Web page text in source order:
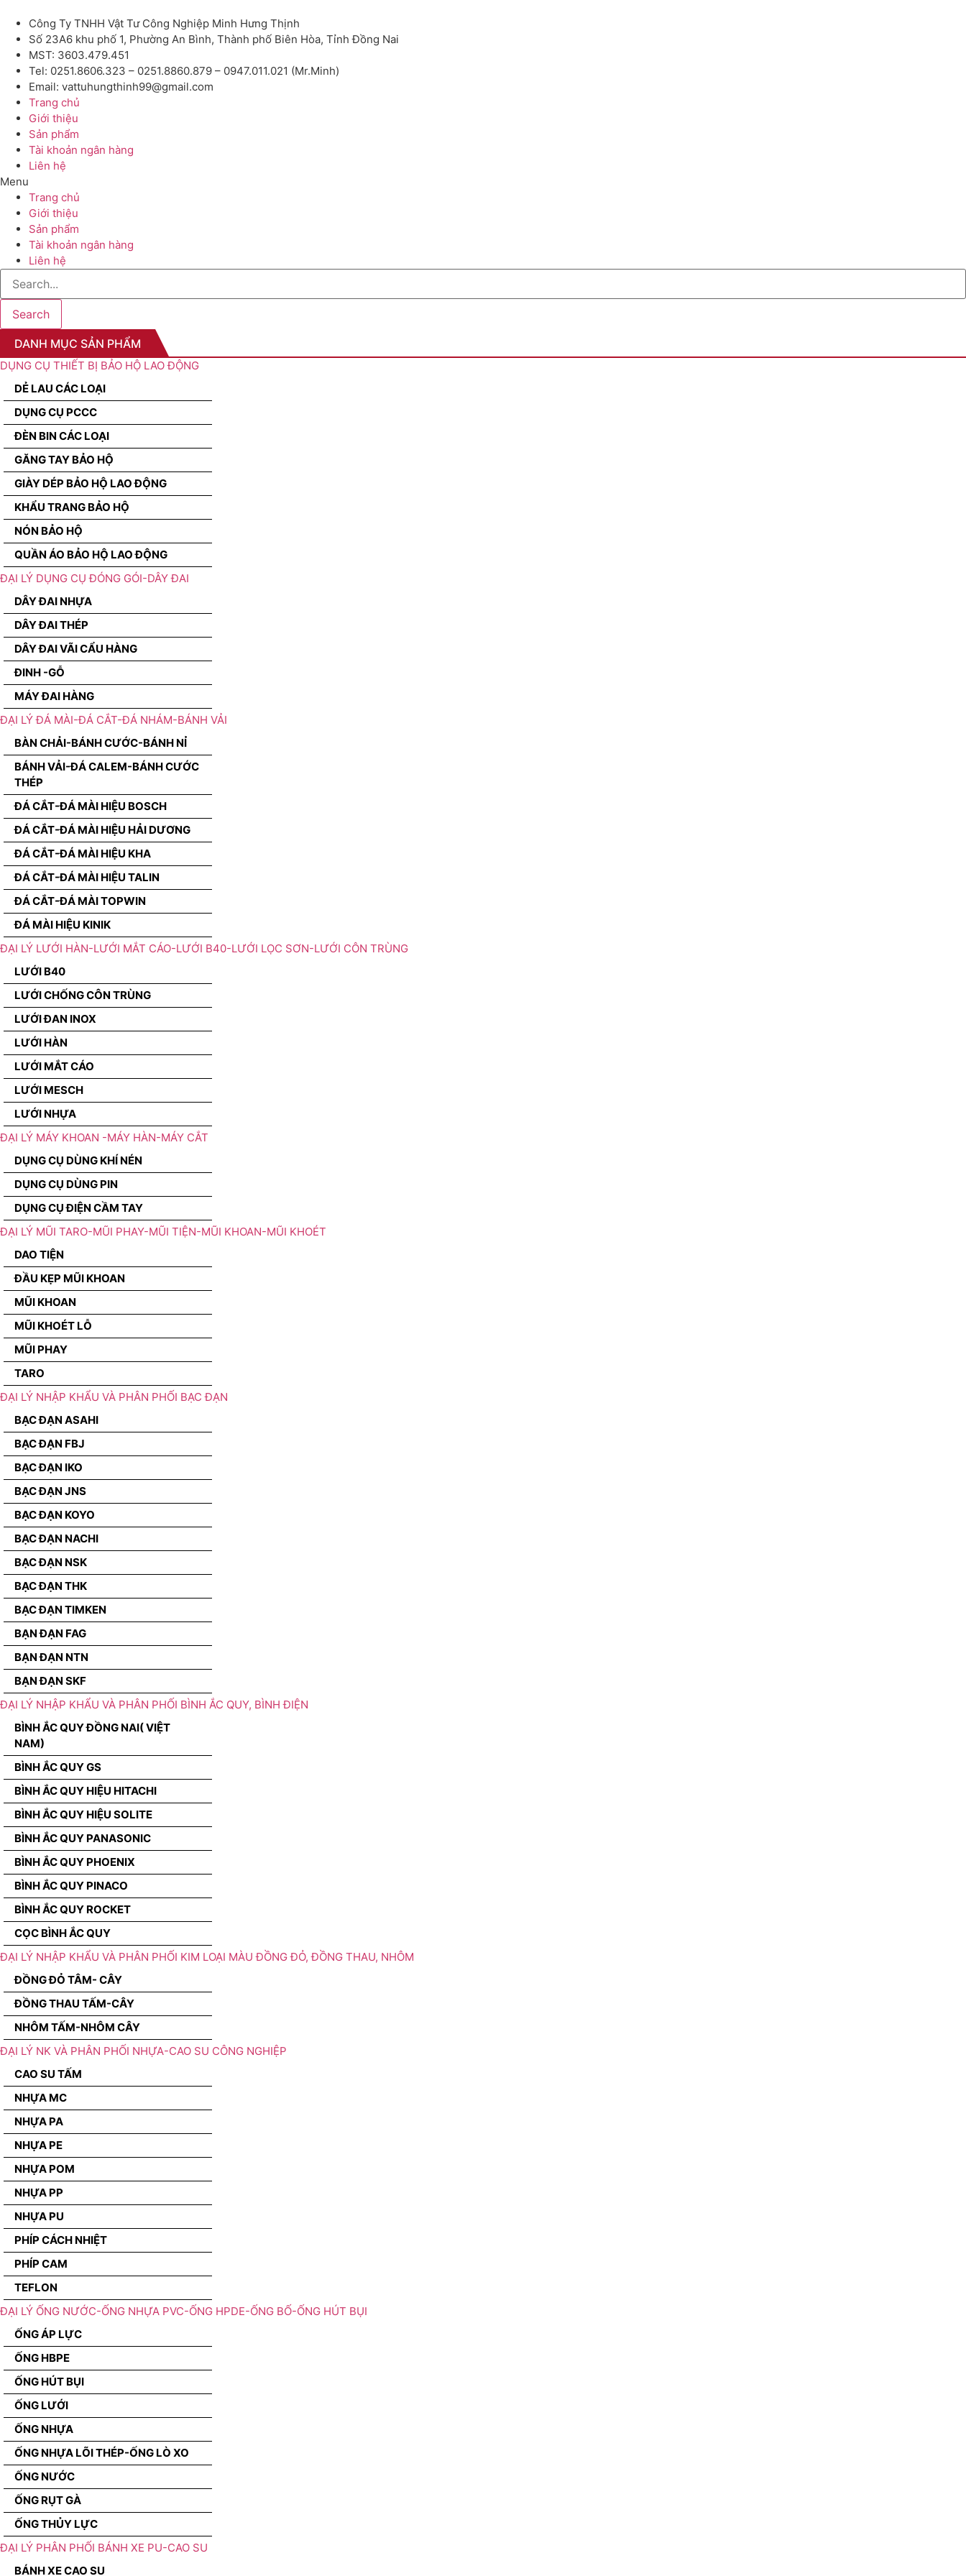
Công Ty TNHH Vật Tư Công Nghiệp Minh Hưng Thịnh
Số 23A6 khu phố 1, Phường An Bình, Thành phố Biên Hòa, Tỉnh Đồng Nai
MST: 3603.479.451
Tel: 0251.8606.323 – 0251.8860.879 – 0947.011.021 (Mr.Minh)
Email: vattuhungthinh99@gmail.com
Trang chủ
Giới thiệu
Sản phẩm
Tài khoản ngân hàng
Liên hệ
Menu
Trang chủ
Giới thiệu
Sản phẩm
Tài khoản ngân hàng
Liên hệ
Search
DANH MỤC SẢN PHẨM
DỤNG CỤ THIẾT BỊ BẢO HỘ LAO ĐỘNG
DẺ LAU CÁC LOẠI
DỤNG CỤ PCCC
ĐÈN BIN CÁC LOẠI
GĂNG TAY BẢO HỘ
GIÀY DÉP BẢO HỘ LAO ĐỘNG
KHẨU TRANG BẢO HỘ
NÓN BẢO HỘ
QUẦN ÁO BẢO HỘ LAO ĐỘNG
ĐẠI LÝ DỤNG CỤ ĐÓNG GÓI-DÂY ĐAI
DÂY ĐAI NHỰA
DÂY ĐAI THÉP
DÂY ĐAI VÃI CẨU HÀNG
ĐINH -GỖ
MÁY ĐAI HÀNG
ĐẠI LÝ ĐÁ MÀI-ĐÁ CẮT-ĐÁ NHÁM-BÁNH VẢI
BÀN CHẢI-BÁNH CƯỚC-BÁNH NỈ
BÁNH VẢI-ĐÁ CALEM-BÁNH CƯỚC
THÉP
ĐÁ CẮT-ĐÁ MÀI HIỆU BOSCH
ĐÁ CẮT-ĐÁ MÀI HIỆU HẢI DƯƠNG
ĐÁ CẮT-ĐÁ MÀI HIỆU KHA
ĐÁ CẮT-ĐÁ MÀI HIỆU TALIN
ĐÁ CẮT-ĐÁ MÀI TOPWIN
ĐÁ MÀI HIỆU KINIK
ĐẠI LÝ LƯỚI HÀN-LƯỚI MẮT CÁO-LƯỚI B40-LƯỚI LỌC SƠN-LƯỚI CÔN TRÙNG
LƯỚI B40
LƯỚI CHỐNG CÔN TRÙNG
LƯỚI ĐAN INOX
LƯỚI HÀN
LƯỚI MẮT CÁO
LƯỚI MESCH
LƯỚI NHỰA
ĐẠI LÝ MÁY KHOAN -MÁY HÀN-MÁY CẮT
DỤNG CỤ DÙNG KHÍ NÉN
DỤNG CỤ DÙNG PIN
DỤNG CỤ ĐIỆN CẦM TAY
ĐẠI LÝ MŨI TARO-MŨI PHAY-MŨI TIỆN-MŨI KHOAN-MŨI KHOÉT
DAO TIỆN
ĐẦU KẸP MŨI KHOAN
MŨI KHOAN
MŨI KHOÉT LỖ
MŨI PHAY
TARO
ĐẠI LÝ NHẬP KHẨU VÀ PHÂN PHỐI BẠC ĐẠN
BẠC ĐẠN ASAHI
BẠC ĐẠN FBJ
BẠC ĐẠN IKO
BẠC ĐẠN JNS
BẠC ĐẠN KOYO
BẠC ĐẠN NACHI
BẠC ĐẠN NSK
BẠC ĐẠN THK
BẠC ĐẠN TIMKEN
BẠN ĐẠN FAG
BẠN ĐẠN NTN
BẠN ĐẠN SKF
ĐẠI LÝ NHẬP KHẨU VÀ PHÂN PHỐI BÌNH ẮC QUY, BÌNH ĐIỆN
BÌNH ẮC QUY ĐỒNG NAI( VIỆT
NAM)
BÌNH ẮC QUY GS
BÌNH ẮC QUY HIỆU HITACHI
BÌNH ẮC QUY HIỆU SOLITE
BÌNH ẮC QUY PANASONIC
BÌNH ẮC QUY PHOENIX
BÌNH ẮC QUY PINACO
BÌNH ẮC QUY ROCKET
CỌC BÌNH ẮC QUY
ĐẠI LÝ NHẬP KHẨU VÀ PHÂN PHỐI KIM LOẠI MÀU ĐỒNG ĐỎ, ĐỒNG THAU, NHÔM
ĐỒNG ĐỎ TÂM- CÂY
ĐỒNG THAU TẤM-CÂY
NHÔM TẤM-NHÔM CÂY
ĐẠI LÝ NK VÀ PHÂN PHỐI NHỰA-CAO SU CÔNG NGHIỆP
CAO SU TẤM
NHỰA MC
NHỰA PA
NHỰA PE
NHỰA POM
NHỰA PP
NHỰA PU
PHÍP CÁCH NHIỆT
PHÍP CAM
TEFLON
ĐẠI LÝ ỐNG NƯỚC-ỐNG NHỰA PVC-ỐNG HPDE-ỐNG BỐ-ỐNG HÚT BỤI
ỐNG ÁP LỰC
ỐNG HBPE
ỐNG HÚT BỤI
ỐNG LƯỚI
ỐNG NHỰA
ỐNG NHỰA LÕI THÉP-ỐNG LÒ XO
ỐNG NƯỚC
ỐNG RỤT GÀ
ỐNG THỦY LỰC
ĐẠI LÝ PHÂN PHỐI BÁNH XE PU-CAO SU
BÁNH XE CAO SU